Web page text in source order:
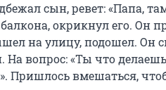
сын, ревет: «Папа,
окрикнул его. Он
на улицу, подошел. Он
На вопрос: «Ты что
Пришлось вмешаться,